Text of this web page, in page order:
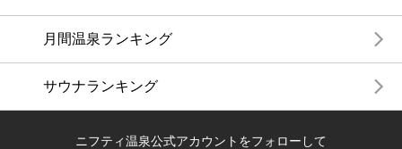
月間温泉ランキング
サウナランキング
ニフティ温泉公式アカウントをフォローして